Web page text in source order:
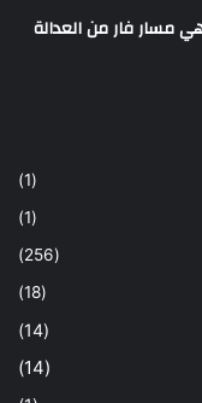
مسار فار من العدالة
(1)
(1)
(256)
(18)
(14)
(14)